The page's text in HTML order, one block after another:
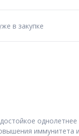
в закупке
однолетнее
иммунитета